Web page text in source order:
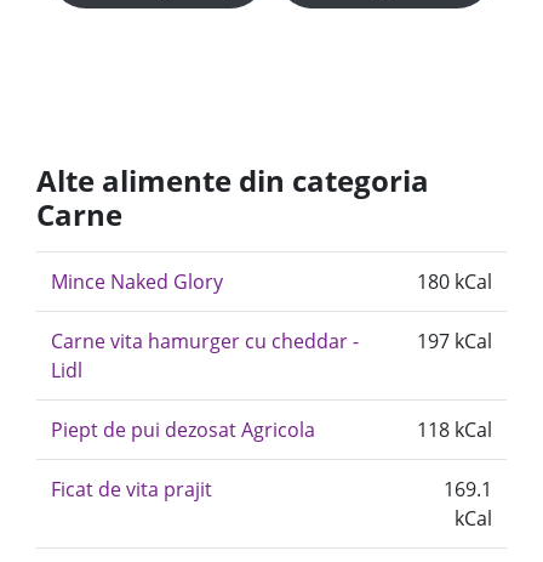
Alte alimente din categoria
Carne
Mince Naked Glory 180 kCal
Carne vita hamurger cu cheddar -
Lidl
197 kCal
Piept de pui dezosat Agricola 118 kCal
Ficat de vita prajit
169.1
kCal